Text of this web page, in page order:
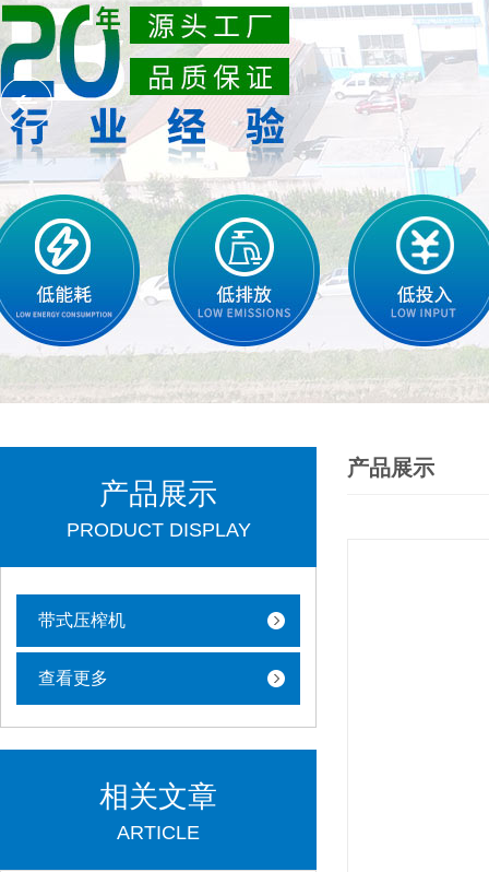
产品展示
PRODUCT DISPLAY
带式压榨机
查看更多
相关文章
ARTICLE
产品展示